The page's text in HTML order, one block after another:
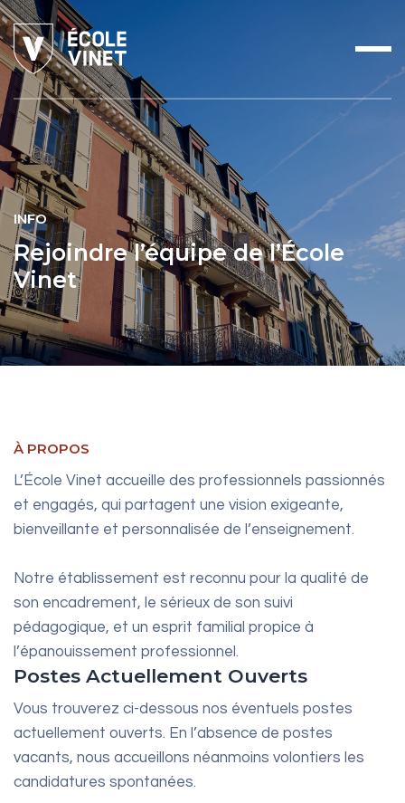
INFO
Rejoindre l’équipe de l’École
Vinet
À PROPOS
L’École Vinet accueille des professionnels passionnés
et engagés, qui partagent une vision exigeante,
bienveillante et personnalisée de l’enseignement.
Notre établissement est reconnu pour la qualité de
son encadrement, le sérieux de son suivi
pédagogique, et un esprit familial propice à
l’épanouissement professionnel.
Postes Actuellement Ouverts
Vous trouverez ci-dessous nos éventuels postes
actuellement ouverts. En l’absence de postes
vacants, nous accueillons néanmoins volontiers les
candidatures spontanées.